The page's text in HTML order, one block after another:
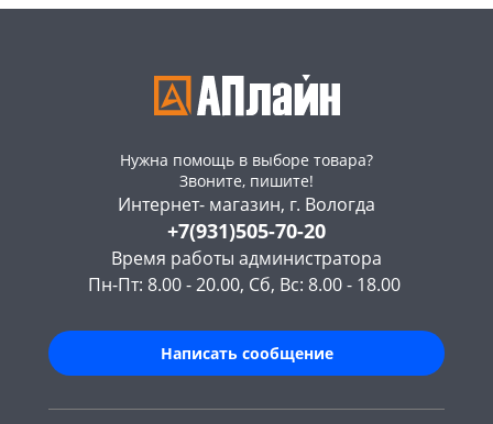
Нужна помощь в выборе товара?
Звоните, пишите!
Интернет- магазин, г. Вологда
+7(931)505-70-20
Время работы администратора
Пн-Пт: 8.00 - 20.00, Сб, Вс: 8.00 - 18.00
Написать сообщение